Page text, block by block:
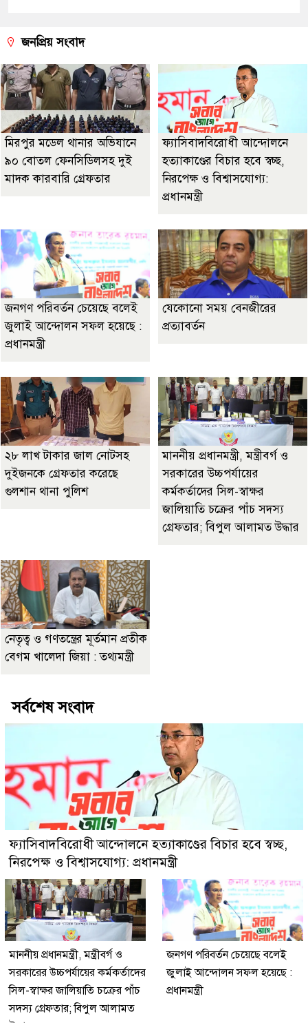
জনপ্রিয় সংবাদ
মিরপুর মডেল থানার অভিযানে
৯০ বোতল ফেনসিডিলসহ দুই
মাদক কারবারি গ্রেফতার
ফ্যাসিবাদবিরোধী আন্দোলনে
হত্যাকাণ্ডের বিচার হবে স্বচ্ছ,
নিরপেক্ষ ও বিশ্বাসযোগ্য:
প্রধানমন্ত্রী
জনগণ পরিবর্তন চেয়েছে বলেই
জুলাই আন্দোলন সফল হয়েছে :
প্রধানমন্ত্রী
যেকোনো সময় বেনজীরের
প্রত্যাবর্তন
২৮ লাখ টাকার জাল নোটসহ
দুইজনকে গ্রেফতার করেছে
গুলশান থানা পুলিশ
মাননীয় প্রধানমন্ত্রী, মন্ত্রীবর্গ ও
সরকারের উচ্চপর্যায়ের
কর্মকর্তাদের সিল-স্বাক্ষর
জালিয়াতি চক্রের পাঁচ সদস্য
গ্রেফতার; বিপুল আলামত উদ্ধার
নেতৃত্ব ও গণতন্ত্রের মূর্তমান প্রতীক
বেগম খালেদা জিয়া : তথ্যমন্ত্রী
সর্বশেষ সংবাদ
ফ্যাসিবাদবিরোধী আন্দোলনে হত্যাকাণ্ডের বিচার হবে স্বচ্ছ,
নিরপেক্ষ ও বিশ্বাসযোগ্য: প্রধানমন্ত্রী
মাননীয় প্রধানমন্ত্রী, মন্ত্রীবর্গ ও
সরকারের উচ্চপর্যায়ের কর্মকর্তাদের
সিল-স্বাক্ষর জালিয়াতি চক্রের পাঁচ
সদস্য গ্রেফতার; বিপুল আলামত
জনগণ পরিবর্তন চেয়েছে বলেই
জুলাই আন্দোলন সফল হয়েছে :
প্রধানমন্ত্রী